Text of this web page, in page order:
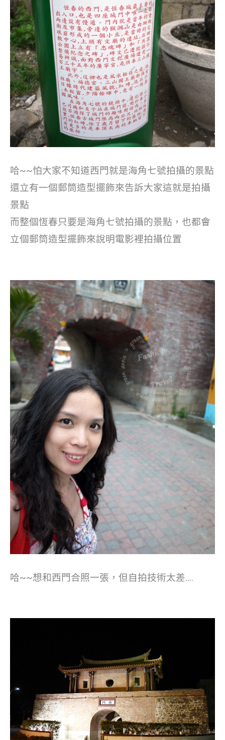
哈~~怕大家不知道西門就是海角七號拍攝的景點
還立有一個郵筒造型擺飾來告訴大家這就是拍攝
景點
而整個恆春只要是海角七號拍攝的景點，也都會
立個郵筒造型擺飾來說明電影裡拍攝位置
哈~~想和西門合照一張，但自拍技術太差….